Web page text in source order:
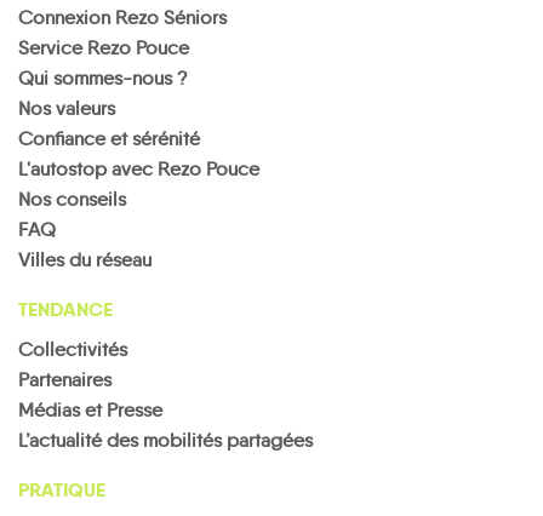
Connexion Rezo Séniors
Service Rezo Pouce
Qui sommes-nous ?
Nos valeurs
Confiance et sérénité
L'autostop avec Rezo Pouce
Nos conseils
FAQ
Villes du réseau
TENDANCE
Collectivités
Partenaires
Médias et Presse
L’actualité des mobilités partagées
PRATIQUE